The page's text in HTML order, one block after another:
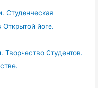
Студенческая
йоге.
Студентов.